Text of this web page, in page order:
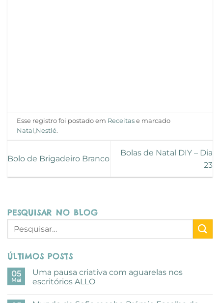
Esse registro foi postado em Receitas e marcado
Natal,Nestlé.
Bolo de Brigadeiro Branco
Bolas de Natal DIY – Dia
23
PESQUISAR NO BLOG
ÚLTIMOS POSTS
05
Mai
Uma pausa criativa com aguarelas nos
escritórios ALLO